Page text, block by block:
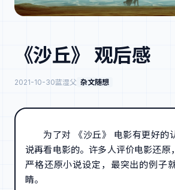
《沙丘》 观后感
2021-10-30蓝湿父 杂文随想
为了对 《沙丘》 电影有更好的
说再看电影的。许多人评价电影还原
严格还原小说设定，最突出的例子
睛。